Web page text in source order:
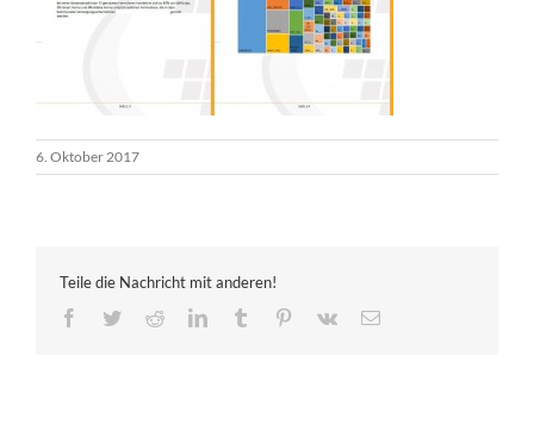
6. Oktober 2017
Teile die Nachricht mit anderen!
Facebook
TwitterRedditLinkedInTumblr Pinterest
Vk
E-